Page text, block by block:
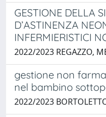
GESTIONE DELLA
D’ASTINENZA
INFERMIERISTICI
2022/2023 REGAZZO,
gestione non
nel bambino
2022/2023